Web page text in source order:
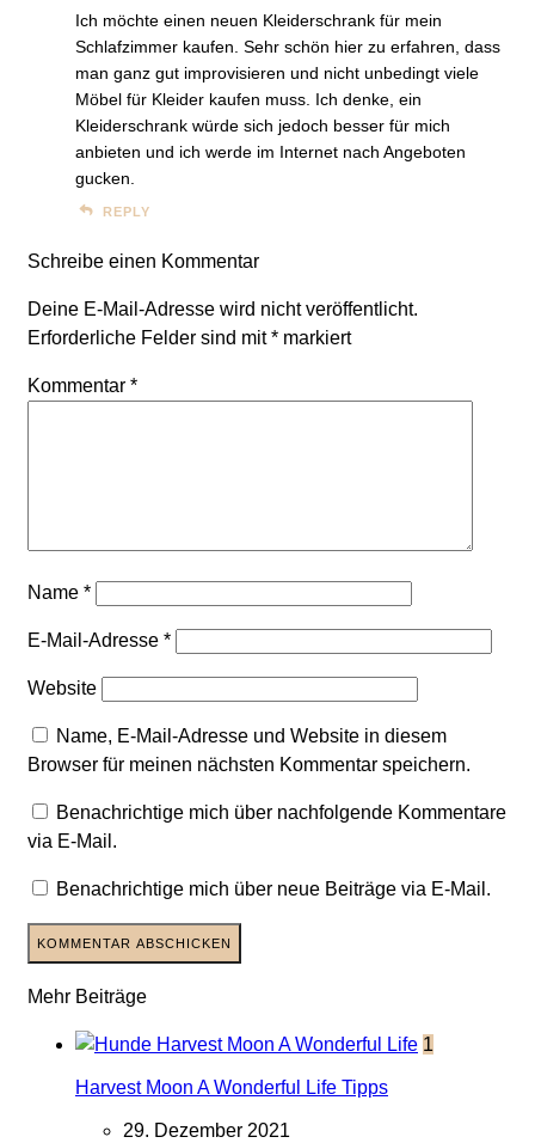
Ich möchte einen neuen Kleiderschrank für mein
Schlafzimmer kaufen. Sehr schön hier zu erfahren, dass
man ganz gut improvisieren und nicht unbedingt viele
Möbel für Kleider kaufen muss. Ich denke, ein
Kleiderschrank würde sich jedoch besser für mich
anbieten und ich werde im Internet nach Angeboten
gucken.
REPLY
Schreibe einen Kommentar
Deine E-Mail-Adresse wird nicht veröffentlicht.
Erforderliche Felder sind mit* markiert
Kommentar *
Name *
E-Mail-Adresse *
Website
Name, E-Mail-Adresse und Website in diesem
Browser für meinen nächsten Kommentar speichern.
Benachrichtige mich über nachfolgende Kommentare
via E-Mail.
Benachrichtige mich über neue Beiträge via E-Mail.
Mehr Beiträge
1
Harvest Moon A Wonderful Life Tipps
29. Dezember 2021